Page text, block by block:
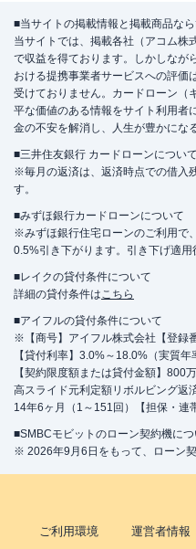
■当サイトの掲載情報と掲載商品な
当サイトでは、掲載各社（アコム株
で収益を得ております。しかしなが
おける提携事業者サービスへの評価
受けておりません。カードローン（
平な価値のある情報をサイト利用者
金の不安を解消し、人生が豊かにな
■三井住友銀行 カードローンについて
※毎月の返済は、返済時点での借入
す。
■みずほ銀行カードローンについて
※みずほ銀行住宅ローンのご利用で
0.5%引き下がります。引き下げ適用
■レイクの貸付条件について
詳細の貸付条件はこちら
■アイフルの貸付条件について
※【商号】アイフル株式会社【登録
【貸付利率】3.0%～18.0%（実質
【契約限度額または貸付金額】800
高スライド元利定額リボルビング返
14年6ヶ月（1～151回）【担保・連
■SMBCモビットのローン契約機につ
※ 2026年9月6日をもって、ローン
ご利用環境 運営者情報